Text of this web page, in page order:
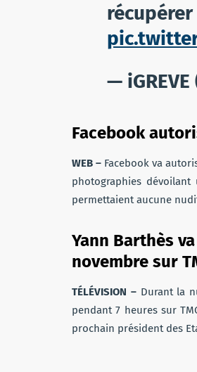
—
Facebook
WEB – Facebook va
photographies
permettaient aucune
Yann Barthès
novembre sur
TÉLÉVISION – Durant la
pendant 7 heures sur
prochain président des